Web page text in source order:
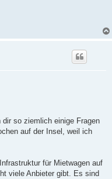
so ziemlich einige Fragen
auf der Insel, weil ich
für Mietwagen auf
viele Anbieter gibt. Es sind